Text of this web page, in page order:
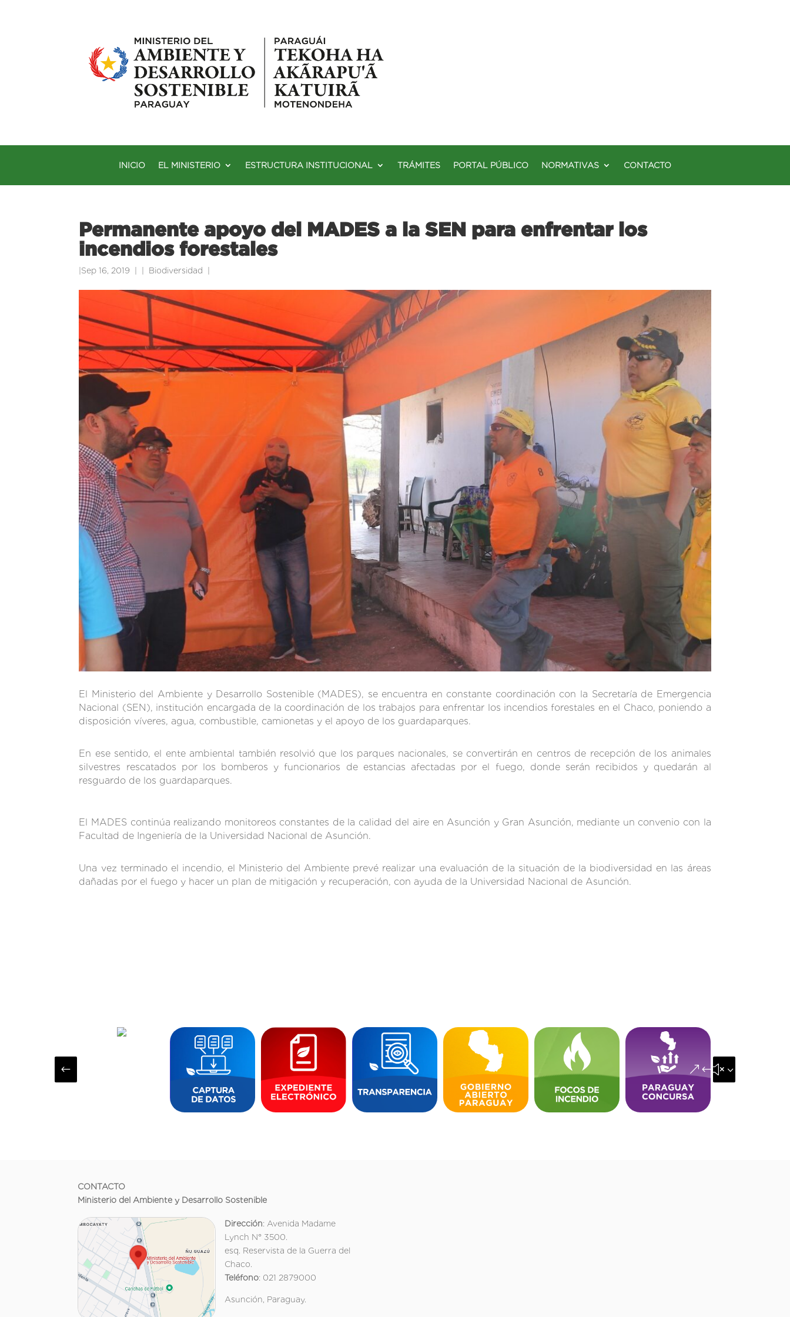
INICIO EL MINISTERIO ESTRUCTURA INSTITUCIONAL TRÁMITES PORTAL PÚBLICO NORMATIVAS CONTACTO
Permanente apoyo del MADES a la SEN para enfrentar los
incendios forestales
Sep 16, 2019 Biodiversidad
El Ministerio del Ambiente y Desarrollo Sostenible (MADES), se encuentra en constante coordinación con la Secretaría de Emergencia
Nacional (SEN), institución encargada de la coordinación de los trabajos para enfrentar los incendios forestales en el Chaco, poniendo a
disposición víveres, agua, combustible, camionetas y el apoyo de los guardaparques.
En ese sentido, el ente ambiental también resolvió que los parques nacionales, se convertirán en centros de recepción de los animales
silvestres rescatados por los bomberos y funcionarios de estancias afectadas por el fuego, donde serán recibidos y quedarán al
resguardo de los guardaparques.
El MADES continúa realizando monitoreos constantes de la calidad del aire en Asunción y Gran Asunción, mediante un convenio con la
Facultad de Ingeniería de la Universidad Nacional de Asunción.
Una vez terminado el incendio, el Ministerio del Ambiente prevé realizar una evaluación de la situación de la biodiversidad en las áreas
dañadas por el fuego y hacer un plan de mitigación y recuperación, con ayuda de la Universidad Nacional de Asunción.
# &#x35;
CONTACTO
Ministerio del Ambiente y Desarrollo Sostenible
Dirección: Avenida Madame
Lynch N° 3500.
esq. Reservista de la Guerra del
Chaco.
Teléfono: 021 2879000
Asunción, Paraguay.